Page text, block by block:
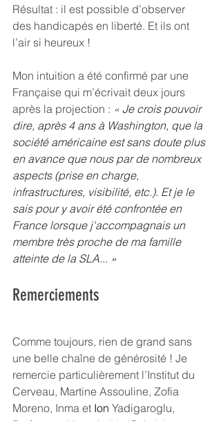
Résultat : il est possible d’observer
des handicapés en liberté. Et ils ont
l’air si heureux !
Mon intuition a été confirmé par une
Française qui m’écrivait deux jours
après la projection : « Je crois pouvoir
dire, après 4 ans à Washington, que la
société américaine est sans doute plus
en avance que nous par de nombreux
aspects (prise en charge,
infrastructures, visibilité, etc.). Et je le
sais pour y avoir été confrontée en
France lorsque j'accompagnais un
membre très proche de ma famille
atteinte de la SLA... »
Remerciements
Comme toujours, rien de grand sans
une belle chaîne de générosité ! Je
remercie particulièrement l’Institut du
Cerveau, Martine Assouline, Zofia
Moreno, Inma et Ion Yadigaroglu,
Professeur Yves Agid, JC Agid,